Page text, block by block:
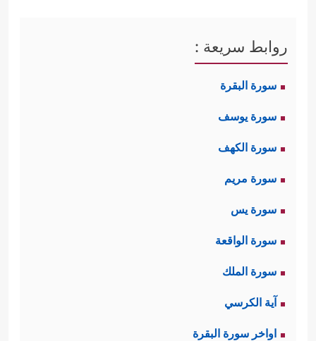
روابط سريعة :
سورة البقرة
سورة يوسف
سورة الكهف
سورة مريم
سورة يس
سورة الواقعة
سورة الملك
آية الكرسي
اواخر سورة البقرة